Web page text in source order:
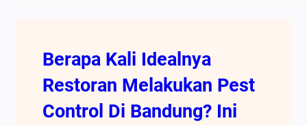
Berapa Kali Idealnya
Restoran Melakukan Pest
Control Di Bandung? Ini